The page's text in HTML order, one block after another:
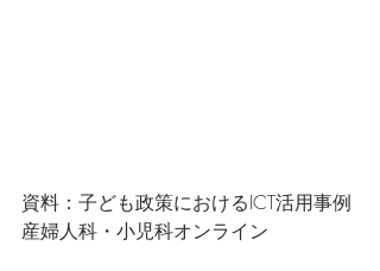
資料：子ども政策におけるICT活用事例
産婦人科・小児科オンライン